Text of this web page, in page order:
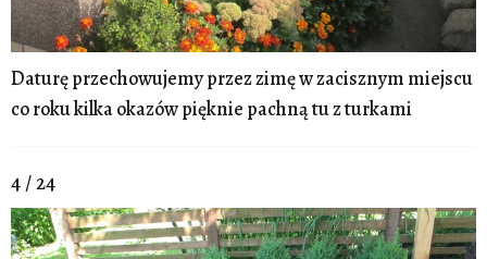
Daturę przechowujemy przez zimę w zacisznym miejscu
co roku kilka okazów pięknie pachną tu z turkami
4 / 24